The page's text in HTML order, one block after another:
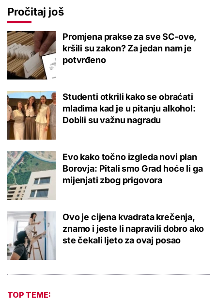
Pročitaj još
Promjena prakse za sve SC-ove,
kršili su zakon? Za jedan nam je
potvrđeno
Studenti otkrili kako se obraćati
mladima kad je u pitanju alkohol:
Dobili su važnu nagradu
Evo kako točno izgleda novi plan
Borovja: Pitali smo Grad hoće li ga
mijenjati zbog prigovora
Ovo je cijena kvadrata krečenja,
znamo i jeste li napravili dobro ako
ste čekali ljeto za ovaj posao
TOP TEME: